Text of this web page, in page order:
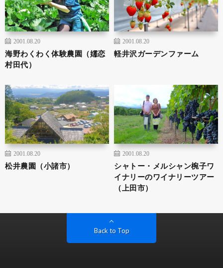
2001.08.20
海野わくわく体験農園（嬬恋
村田代）
2001.08.20
軽井沢ガーデンファーム
2001.08.20
松井農園（小諸市）
2001.08.20
シャトー・メルシャン椀子ワ
イナリーのワイナリーツアー
（上田市）
Back to Top